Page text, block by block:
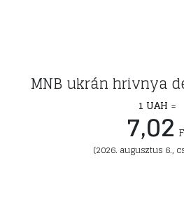
MNB ukrán hrivnya
1 UAH =
7,02
(2026. augusztus 6.,